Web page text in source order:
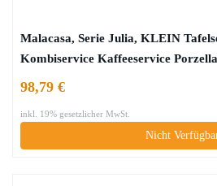
Malacasa, Serie Julia, KLEIN
Kombiservice Kaffeeservice
Suppenteller und 12 Speiseteller für
98,79 €
inkl. 19% gesetzlicher MwSt.
Nicht